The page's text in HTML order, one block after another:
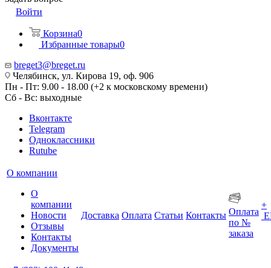
Войти
Корзина0
Избранные товары0
breget3@breget.ru
Челябинск, ул. Кирова 19, оф. 906
Пн - Пт: 9.00 - 18.00 (+2 к московскому времени)
Сб - Вс: выходные
Вконтакте
Telegram
Одноклассники
Rutube
О компании
О
компании
Новости
Отзывы
Контакты
Документы
Доставка Оплата Статьи Контакты Оплата
по №
заказа
+